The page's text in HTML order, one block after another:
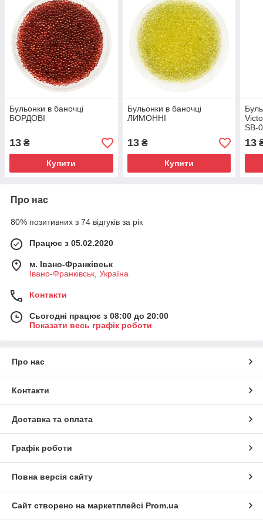
Бульонки в баночці
БОРДОВІ
13 ₴
Купити
Бульонки в баночці
ЛИМОННІ
13₴
Купити
SB-
13
Про нас
80% позитивних з 74 відгуків за рік
Працює з 05.02.2020
м. Івано-Франківськ
Івано-Франківськ, Україна
Контакти
Сьогодні працює з 08:00 до 20:00
Показати весь графік роботи
Про нас
Контакти
Доставка та оплата
Графік роботи
Повна версія сайту
Сайт створено на маркетплейсі Prom.ua